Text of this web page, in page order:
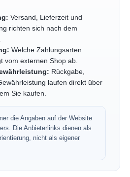
Versand, Lieferzeit und
richten sich nach dem
Welche Zahlungsarten
vom externen Shop ab.
Rückgabe,
laufen direkt über
Sie kaufen.
die Angaben auf der Website
Die Anbieterlinks dienen als
nicht als eigener